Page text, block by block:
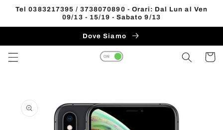
Privacy
Policy
direttamente
Tel 0383217395 / 3738070890 - Orari: Dal Lun al Ven
09/13 - 15/19 - Sabato 9/13
Dove Siamo
Carrello
sul prodotto